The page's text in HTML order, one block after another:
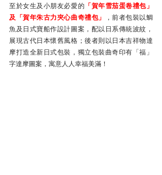
至於女生及小朋友必愛的 「賀年雪茄蛋卷禮包」
及「賀年朱古力夾心曲奇禮包」
，前者包裝以鯛
魚及日式寶船作設計圖案，配以日系傳統波紋，
展現古代日本懷舊風格；後者則以日本吉祥物達
摩打造全新日式包裝，獨立包裝曲奇印有「福」
字達摩圖案，寓意人人幸福美滿！